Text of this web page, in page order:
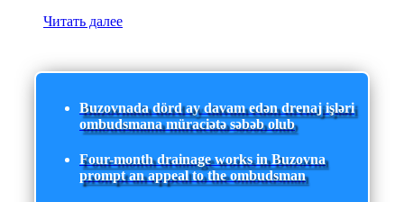
Читать далее
Buzovnada dörd ay davam edən drenaj işləri
ombudsmana müraciətə səbəb olub
Four-month drainage works in Buzovna
prompt an appeal to the ombudsman